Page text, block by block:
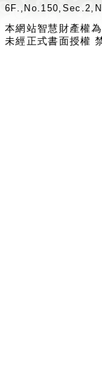
本網站智慧財產權
未經正式書面授權